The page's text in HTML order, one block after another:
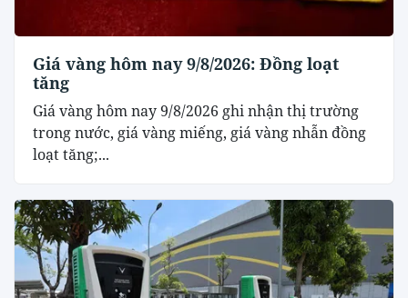
Giá vàng hôm nay 9/8/2026: Đồng loạt
tăng
Giá vàng hôm nay 9/8/2026 ghi nhận thị trường
trong nước, giá vàng miếng, giá vàng nhẫn đồng
loạt tăng;...